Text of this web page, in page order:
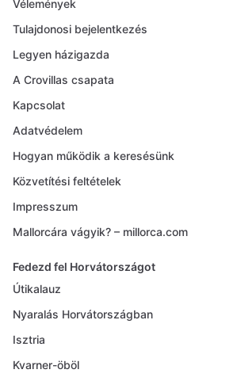
Vélemények
Tulajdonosi bejelentkezés
Legyen házigazda
A Crovillas csapata
Kapcsolat
Adatvédelem
Hogyan működik a keresésünk
Közvetítési feltételek
Impresszum
Mallorcára vágyik? – millorca.com
Fedezd fel Horvátországot
Útikalauz
Nyaralás Horvátországban
Isztria
Kvarner-öböl